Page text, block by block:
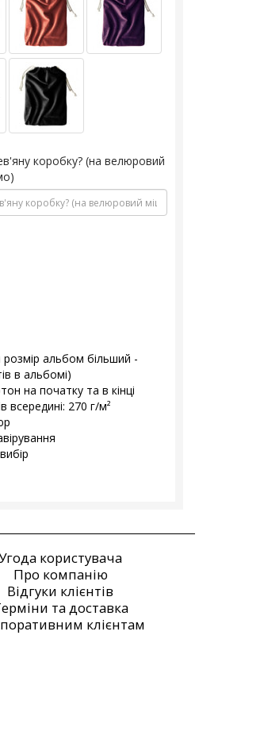
коробку? (на велюровий
розмір альбом більший -
в альбомі)
на початку та в кінці
всередині: 270 г/м²
користувача
Про компанію
Відгуки клієнтів
та доставка
клієнтам